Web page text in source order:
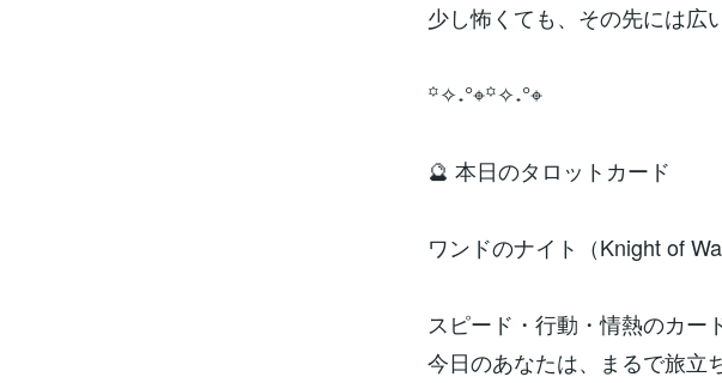
少し怖くても、その先には広
꙳✧˖°⌖꙳✧˖°⌖
🔮 本日のタロットカード
ワンドのナイト（Knight of
スピード・行動・情熱のカード
今日のあなたは、まるで旅立